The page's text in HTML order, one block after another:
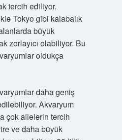
tercih ediliyor.
Tokyo gibi kalabalık
büyük
zorlayıcı olabiliyor. Bu
oldukça
daha geniş
Akvaryum
çok ailelerin tercih
ve daha büyük